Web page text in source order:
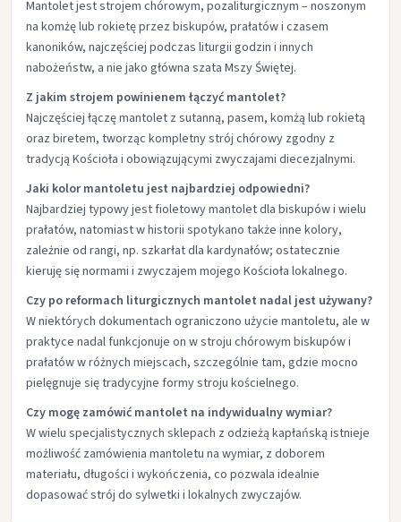
Mantolet jest strojem chórowym, pozaliturgicznym – noszonym
na komżę lub rokietę przez biskupów, prałatów i czasem
kanoników, najczęściej podczas liturgii godzin i innych
nabożeństw, a nie jako główna szata Mszy Świętej.​
Z jakim strojem powinienem łączyć mantolet?
Najczęściej łączę mantolet z sutanną, pasem, komżą lub rokietą
oraz biretem, tworząc kompletny strój chórowy zgodny z
tradycją Kościoła i obowiązującymi zwyczajami diecezjalnymi.​
Jaki kolor mantoletu jest najbardziej odpowiedni?
Najbardziej typowy jest fioletowy mantolet dla biskupów i wielu
prałatów, natomiast w historii spotykano także inne kolory,
zależnie od rangi, np. szkarłat dla kardynałów; ostatecznie
kieruję się normami i zwyczajem mojego Kościoła lokalnego.​
Czy po reformach liturgicznych mantolet nadal jest używany?
W niektórych dokumentach ograniczono użycie mantoletu, ale w
praktyce nadal funkcjonuje on w stroju chórowym biskupów i
prałatów w różnych miejscach, szczególnie tam, gdzie mocno
pielęgnuje się tradycyjne formy stroju kościelnego.​
Czy mogę zamówić mantolet na indywidualny wymiar?
W wielu specjalistycznych sklepach z odzieżą kapłańską istnieje
możliwość zamówienia mantoletu na wymiar, z doborem
materiału, długości i wykończenia, co pozwala idealnie
dopasować strój do sylwetki i lokalnych zwyczajów.​